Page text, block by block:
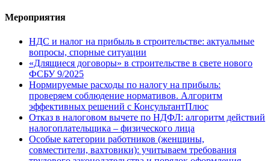
Мероприятия
НДС и налог на прибыль в строительстве: актуальные
вопросы, спорные ситуации
«Длящиеся договоры» в строительстве в свете нового
ФСБУ 9/2025
Нормируемые расходы по налогу на прибыль:
проверяем соблюдение нормативов. Алгоритм
эффективных решений с КонсультантПлюс
Отказ в налоговом вычете по НДФЛ: алгоритм действий
налогоплательщика – физического лица
Особые категории работников (женщины,
совместители, вахтовики): учитываем требования